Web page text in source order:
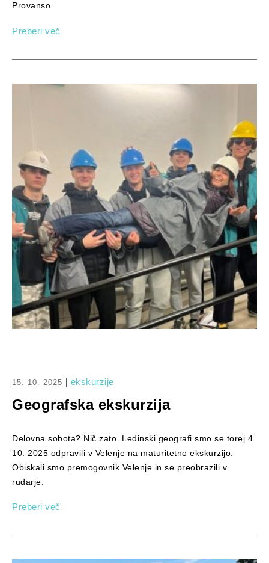
Provanso.
Preberi več
15. 10. 2025 | ekskurzije
Geografska ekskurzija
Delovna sobota? Nič zato. Ledinski geografi smo se torej 4.
10. 2025 odpravili v Velenje na maturitetno ekskurzijo.
Obiskali smo premogovnik Velenje in se preobrazili v
rudarje.
Preberi več